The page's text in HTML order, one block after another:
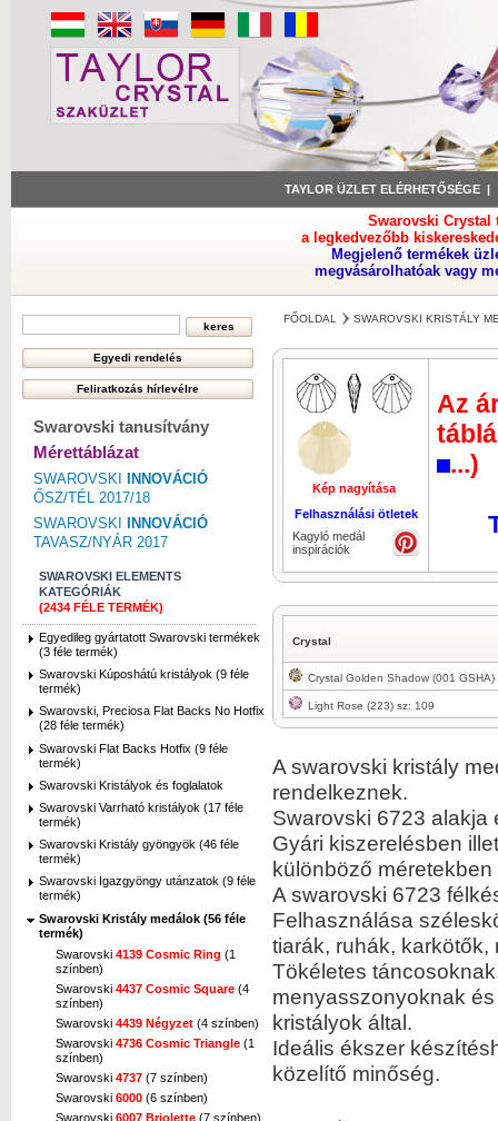
TAYLOR ÜZLET ELÉRHETŐSÉGE
Swarovski Crystal
a legkedvezőbb
Megjelenő termékek
megvásárolhatóak vagy
Swarovski tanusítvány
Mérettáblázat
SWAROVSKI
INNOVÁCIÓ
ŐSZ/TÉL 2017/18
SWAROVSKI
INNOVÁCIÓ
TAVASZ/NYÁR 2017
SWAROVSKI ELEMENTS
KATEGÓRIÁK
(2434 FÉLE TERMÉK)
Egyedileg gyártatott Swarovski termékek
(3 féle termék)
Swarovski Kúposhátú kristályok (9 féle
termék)
Swarovski, Preciosa Flat Backs No Hotfix
(28 féle termék)
Swarovski Flat Backs Hotfix (9 féle
termék)
Swarovski Kristályok és foglalatok
Swarovski Varrható kristályok (17 féle
termék)
Swarovski Kristály gyöngyök (46 féle
termék)
Swarovski Igazgyöngy utánzatok (9 féle
termék)
Swarovski Kristály medálok (56 féle
termék)
Swarovski 4139 Cosmic Ring (1
színben)
Swarovski 4437 Cosmic Square (4
színben)
Swarovski 4439 Négyzet (4 színben)
Swarovski 4736 Cosmic Triangle (1
színben)
Swarovski 4737 (7 színben)
Swarovski 6000 (6 színben)
Swarovski 6007 Briolette (7 színben)
FŐOLDAL SWAROVSKI KRISTÁLY
Kép nagyítása
Felhasználási ötletek
Kagyló medál
inspirációk
Az
...)
Crystal
Crystal Golden Shadow (001 GSHA)
Light Rose (223) sz: 109
A swarovski kristály
rendelkeznek.
Swarovski 6723 alakja
Gyári kiszerelésben
különböző
A swarovski 6723
Felhasználása
tiarák, ruhák,
Tökéletes
menyasszonyoknak
kristályok által.
Ideális ékszer
közelítő minőség.